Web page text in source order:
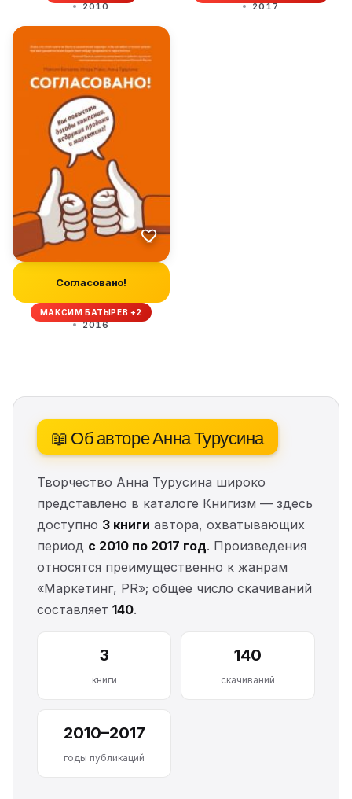
2010 2017
Согласовано!
МАКСИМ БАТЫРЕВ +2
2016
📖 Об авторе Анна Турусина
Творчество Анна Турусина широко
представлено в каталоге Книгизм — здесь
доступно 3 книги автора, охватывающих
период с 2010 по 2017 год. Произведения
относятся преимущественно к жанрам
«Маркетинг, PR»; общее число скачиваний
составляет 140.
3
книги
140
скачиваний
2010–2017
годы публикаций